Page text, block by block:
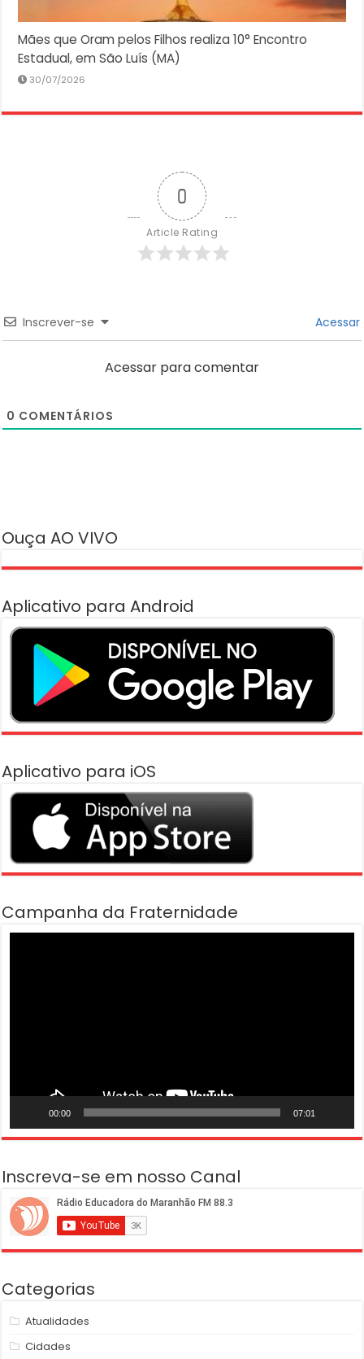
Mães que Oram pelos Filhos realiza 10° Encontro
Estadual, em São Luís (MA)
30/07/2026
0
Article Rating
Inscrever-se Acessar
Acessar para comentar
0 COMENTÁRIOS
Ouça AO VIVO
Aplicativo para Android
Aplicativo para iOS
Campanha da Fraternidade
00:00 07:01
Inscreva-se em nosso Canal
Categorias
Atualidades
Cidades